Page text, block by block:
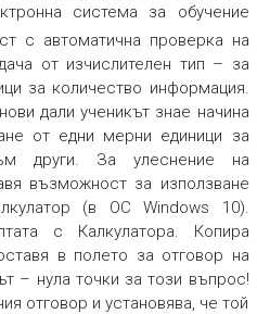
система за обучение
с автоматична проверка на
от изчислителен тип – за
за количество информация.
дали ученикът знае начина
от едни мерни единици за
други. За улеснение на
възможност за използване
(в ОС Windows 10).
с Калкулатора. Копира
в полето за отговор на
– нула точки за този въпрос!
отговор и установява, че той